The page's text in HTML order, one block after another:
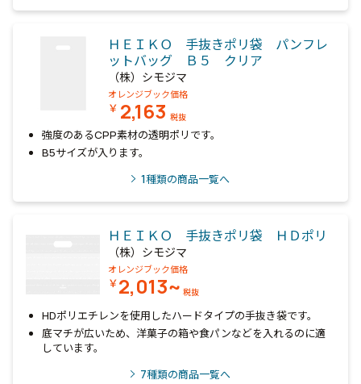
ＨＥＩＫＯ 手抜きポリ袋 パンフレ
ットバッグ Ｂ５ クリア
（株）シモジマ
オレンジブック価格
￥ 2,163 税抜
強度のあるCPP素材の透明ポリです。
B5サイズが入ります。
1種類の商品一覧へ
ＨＥＩＫＯ 手抜きポリ袋 ＨＤポリ
（株）シモジマ
オレンジブック価格
￥2,013~ 税抜
HDポリエチレンを使用したハードタイプの手抜き袋です。
底マチが広いため、洋菓子の箱や食パンなどを入れるのに適
しています。
7種類の商品一覧へ